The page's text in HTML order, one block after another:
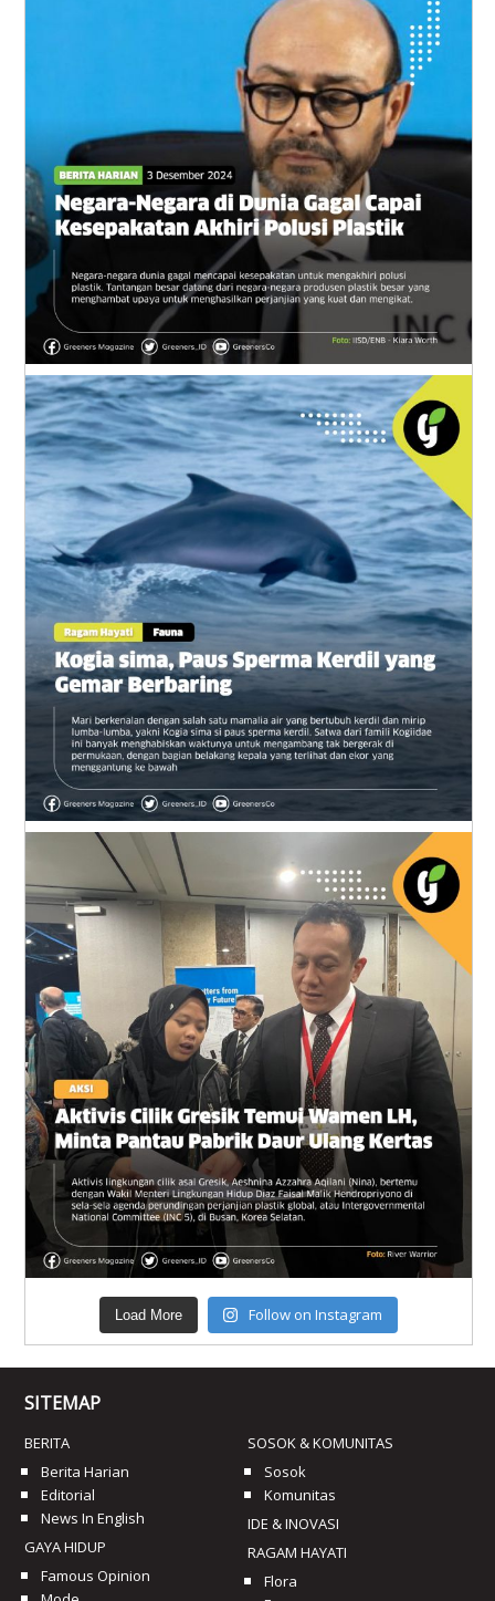
Load More Follow on Instagram
SITEMAP
BERITA
Berita Harian
Editorial
News In English
GAYA HIDUP
Famous Opinion
SOSOK & KOMUNITAS
Sosok
Komunitas
IDE & INOVASI
RAGAM HAYATI
Flora